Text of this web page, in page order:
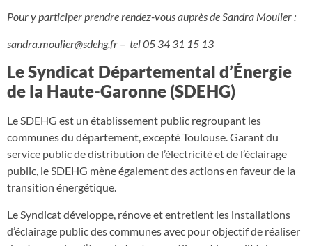
Pour y participer prendre rendez-vous auprès de Sandra Moulier :
sandra.moulier@sdehg.fr – tel 05 34 31 15 13
Le Syndicat Départemental d’Énergie
de la Haute-Garonne (SDEHG)
Le SDEHG est un établissement public regroupant les
communes du département, excepté Toulouse. Garant du
service public de distribution de l’électricité et de l’éclairage
public, le SDEHG mène également des actions en faveur de la
transition énergétique.
Le Syndicat développe, rénove et entretient les installations
d’éclairage public des communes avec pour objectif de réaliser